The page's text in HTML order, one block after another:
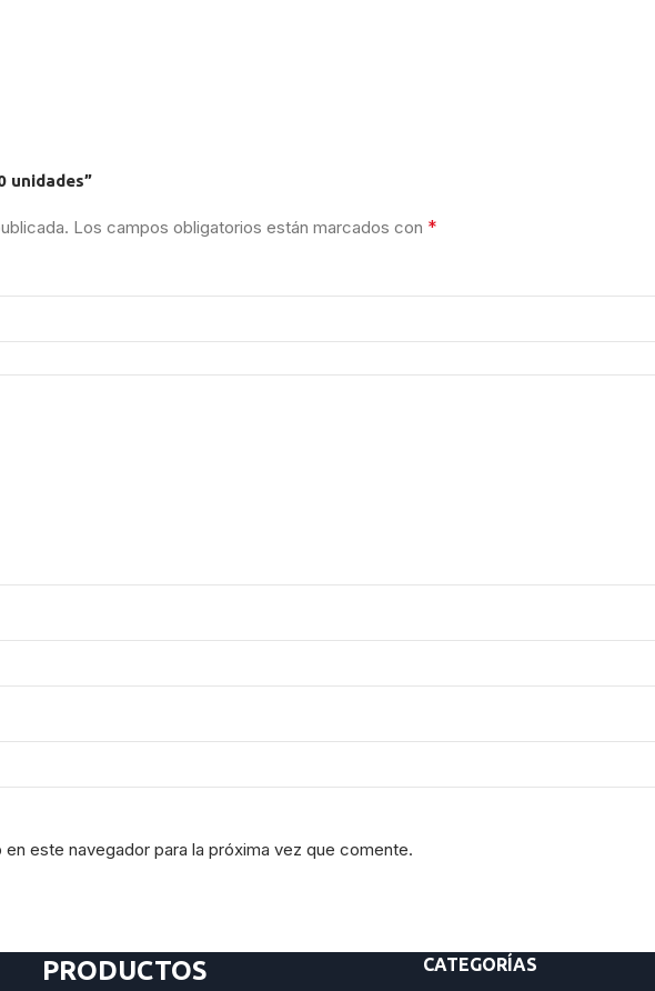
unidades”
Los campos obligatorios están marcados con *
este navegador para la próxima vez que comente.
PRODUCTOS
CATEGORÍAS